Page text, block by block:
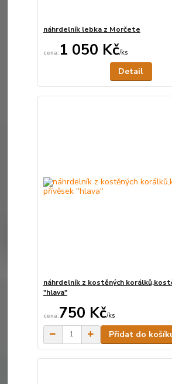
náhrdelník lebka z Morčete
1 050 Kč/ks
Detail
náhrdelník z kostěných
"hlava"
750 Kč/ks
Přidat do